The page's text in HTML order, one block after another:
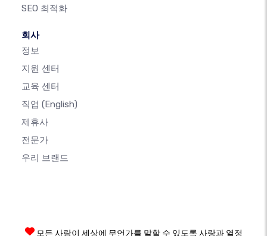
SEO 최적화
회사
정보
지원 센터
교육 센터
직업 (English)
제휴사
전문가
우리 브랜드
모든 사람이 세상에 무언가를 말할 수 있도록 사랑과 열정